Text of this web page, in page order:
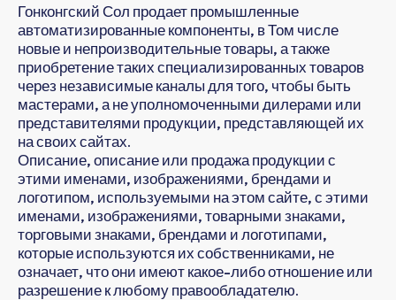
Гонконгский Сол продает промышленные
автоматизированные компоненты, в Том числе
новые и непроизводительные товары, а также
приобретение таких специализированных товаров
через независимые каналы для того, чтобы быть
мастерами, а не уполномоченными дилерами или
представителями продукции, представляющей их
на своих сайтах.
Описание, описание или продажа продукции с
этими именами, изображениями, брендами и
логотипом, используемыми на этом сайте, с этими
именами, изображениями, товарными знаками,
торговыми знаками, брендами и логотипами,
которые используются их собственниками, не
означает, что они имеют какое-либо отношение или
разрешение к любому правообладателю.